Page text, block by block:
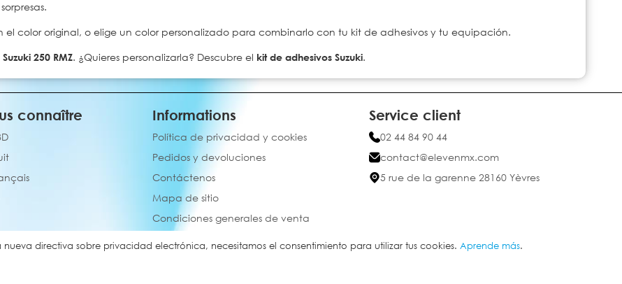
directiva sobre privacidad electrónica, necesitamos el consentimiento para utilizar tus cookies. Aprende más.
el color original, o elige un color personalizado para combinarlo con tu kit de adhesivos y tu equipación.
Suzuki 250 RMZ. ¿Quieres personalizarla? Descubre el kit de adhesivos Suzuki.
connaître Informations
Política de privacidad y cookies
Pedidos y devoluciones
Contáctenos
Mapa de sitio
Condiciones generales de venta
Service client
02 44 84 90 44
contact@elevenmx.com
5 rue de la garenne 28160 Yèvres